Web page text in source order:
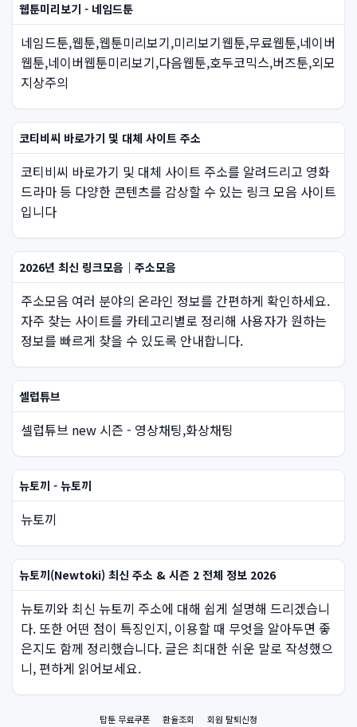
웹툰미리보기 - 네임드툰
네임드툰,웹툰,웹툰미리보기,미리보기웹툰,무료웹툰,네이버
웹툰,네이버웹툰미리보기,다음웹툰,호두코믹스,버즈툰,외모
지상주의
코티비씨 바로가기 및 대체 사이트 주소
코티비씨 바로가기 및 대체 사이트 주소를 알려드리고 영화
드라마 등 다양한 콘텐츠를 감상할 수 있는 링크 모음 사이트
입니다
2026년 최신 링크모음｜주소모음
주소모음 여러 분야의 온라인 정보를 간편하게 확인하세요.
자주 찾는 사이트를 카테고리별로 정리해 사용자가 원하는
정보를 빠르게 찾을 수 있도록 안내합니다.
셀럽튜브
셀럽튜브 new 시즌 - 영상채팅,화상채팅
뉴토끼 - 뉴토끼
뉴토끼
뉴토끼(Newtoki) 최신 주소 & 시즌 2 전체 정보 2026
뉴토끼와 최신 뉴토끼 주소에 대해 쉽게 설명해 드리겠습니
다. 또한 어떤 점이 특징인지, 이용할 때 무엇을 알아두면 좋
은지도 함께 정리했습니다. 글은 최대한 쉬운 말로 작성했으
니, 편하게 읽어보세요.
탑툰 무료쿠폰 환율조회 회원 탈퇴신청